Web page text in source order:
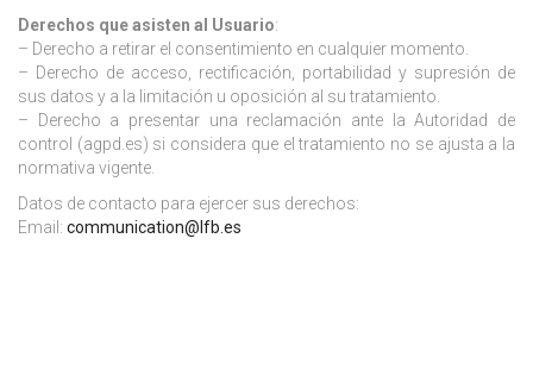
Derechos que asisten al Usuario:
– Derecho a retirar el consentimiento en cualquier momento.
– Derecho de acceso, rectificación, portabilidad y supresión de
sus datos y a la limitación u oposición al su tratamiento.
– Derecho a presentar una reclamación ante la Autoridad de
control (agpd.es) si considera que el tratamiento no se ajusta a la
normativa vigente.
Datos de contacto para ejercer sus derechos:
Email: communication@lfb.es